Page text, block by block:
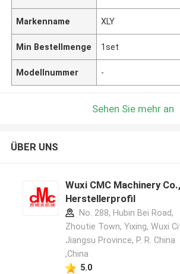
Markenname XLY
Min Bestellmenge 1set
Modellnummer -
Sehen Sie mehr an
ÜBER UNS
Wuxi CMC Machinery
Herstellerprofil
No. 288, Hubin Bei Road,
Zhoutie Town, Yixing, Wuxi
Jiangsu Province, P. R. China
,China
5.0